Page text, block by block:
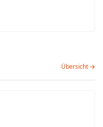
Übersicht →